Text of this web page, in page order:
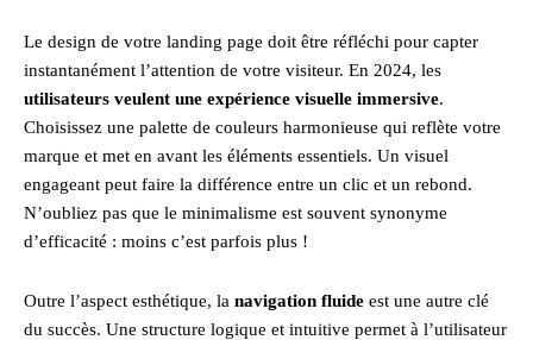
Le design de votre landing page doit être réfléchi pour capter
instantanément l’attention de votre visiteur. En 2024, les
utilisateurs veulent une expérience visuelle immersive.
Choisissez une palette de couleurs harmonieuse qui reflète votre
marque et met en avant les éléments essentiels. Un visuel
engageant peut faire la différence entre un clic et un rebond.
N’oubliez pas que le minimalisme est souvent synonyme
d’efficacité : moins c’est parfois plus !
Outre l’aspect esthétique, la navigation fluide est une autre clé
du succès. Une structure logique et intuitive permet à l’utilisateur